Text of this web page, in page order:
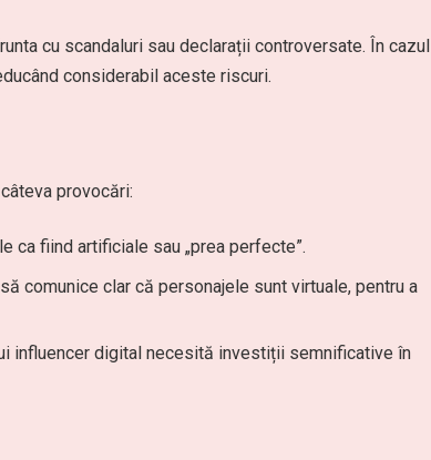
cu scandaluri sau declarații controversate. În cazul
considerabil aceste riscuri.
provocări:
ca fiind artificiale sau „prea perfecte”.
comunice clar că personajele sunt virtuale, pentru a
influencer digital necesită investiții semnificative în